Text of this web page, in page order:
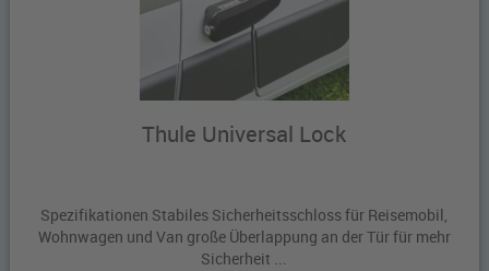
Thule Universal Lock
Spezifikationen Stabiles Sicherheitsschloss für Reisemobil,
Wohnwagen und Van große Überlappung an der Tür für mehr
Sicherheit ...